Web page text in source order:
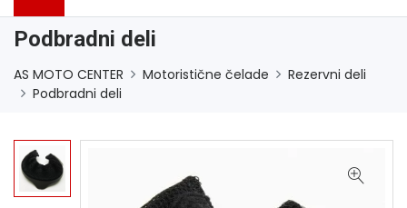
Podbradni deli
AS MOTO CENTER Motoristične čelade
Rezervni deli
Podbradni deli